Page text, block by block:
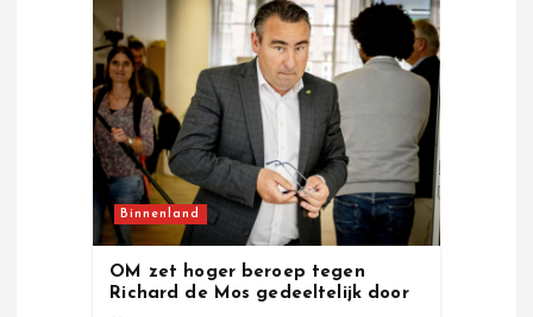
Binnenland
OM zet hoger beroep tegen
Richard de Mos gedeeltelijk door